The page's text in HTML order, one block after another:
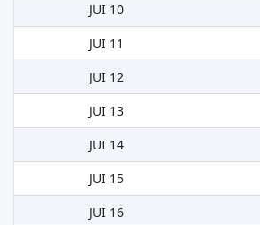
JUI 10
JUI 11
JUI 12
JUI 13
JUI 14
JUI 15
JUI 16